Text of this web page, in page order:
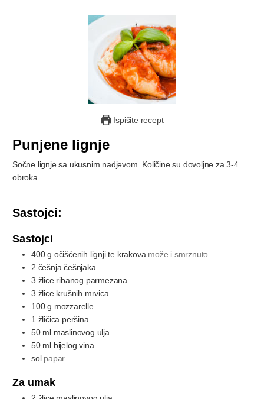
Ispišite recept
Punjene lignje
Sočne lignje sa ukusnim nadjevom. Količine su dovoljne za 3-4
obroka
Sastojci:
Sastojci
400 g očišćenih lignji te krakova može i smrznuto
2 češnja češnjaka
3 žlice ribanog parmezana
3 žlice krušnih mrvica
100 g mozzarelle
1 žličica peršina
50 ml maslinovog ulja
50 ml bijelog vina
sol papar
Za umak